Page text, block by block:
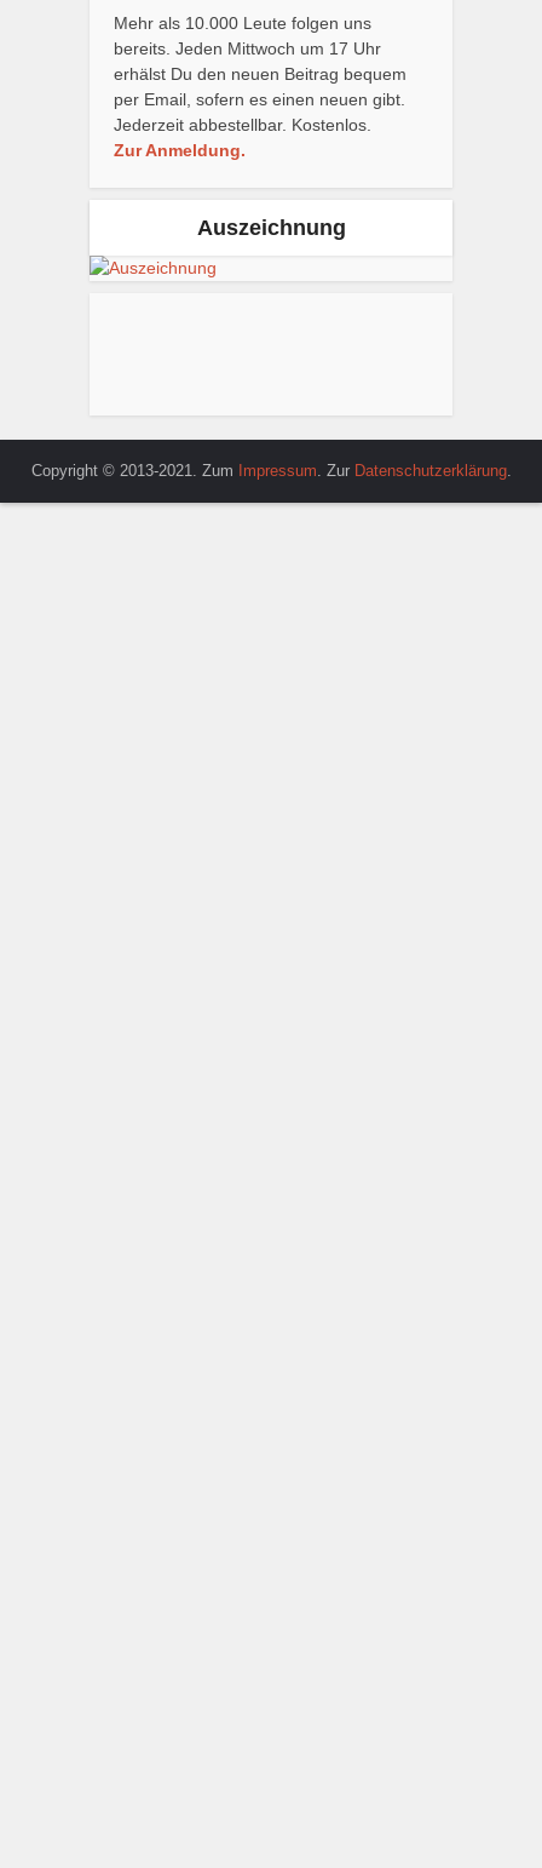
Mehr als 10.000 Leute folgen uns
bereits. Jeden Mittwoch um 17 Uhr
erhälst Du den neuen Beitrag bequem
per Email, sofern es einen neuen gibt.
Jederzeit abbestellbar. Kostenlos.
Zur Anmeldung.
Auszeichnung
Copyright © 2013-2021. Zum Impressum. Zur Datenschutzerklärung.